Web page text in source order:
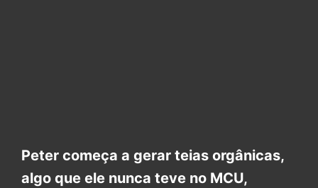
Peter começa a gerar teias orgânicas,
algo que ele nunca teve no MCU,